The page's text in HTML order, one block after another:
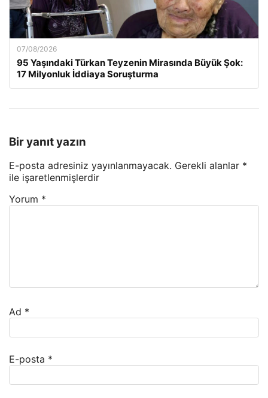
07/08/2026
95 Yaşındaki Türkan Teyzenin Mirasında Büyük Şok:
17 Milyonluk İddiaya Soruşturma
Bir yanıt yazın
E-posta adresiniz yayınlanmayacak. Gerekli alanlar *
ile işaretlenmişlerdir
Yorum *
Ad *
E-posta *